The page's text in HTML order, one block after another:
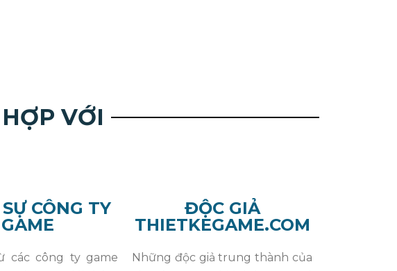
VỚI
CÔNG TY
GAME
các công ty game
ĐỘC GIẢ
THIETKEGAME.COM
Những độc giả trung thành của